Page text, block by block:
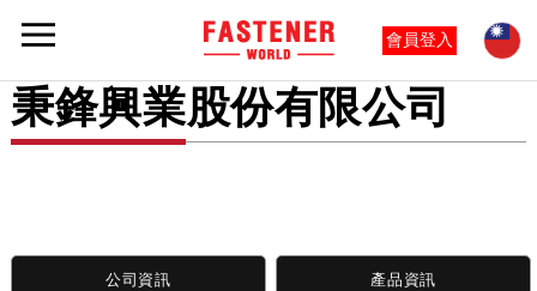
會員登入
秉鋒興業股份有限公司
公司資訊 產品資訊